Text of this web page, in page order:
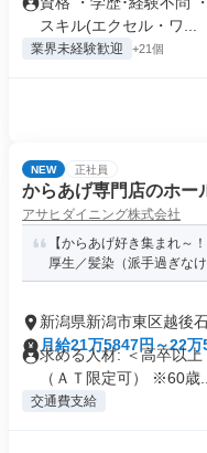
スキル(エクセル・ワ...
業界未経験歓迎 +21個
NEW 正社員
からあげ専門店のホー
アサヒダイニング株式会社
【からあげ好き集まれ～
厚生／髪染（派手過ぎな
新潟県新潟市東区越後
月給21万5847円～22万
求める人材: ＜高卒以
（ＡＴ限定可） ※60歳...
交通費支給